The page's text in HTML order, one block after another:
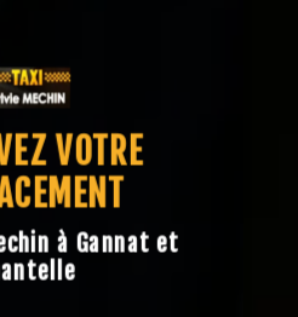
VOTRE
à Gannat et